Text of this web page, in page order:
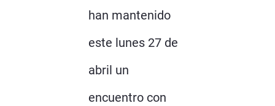
han mantenido
este lunes 27 de
abril un
encuentro con